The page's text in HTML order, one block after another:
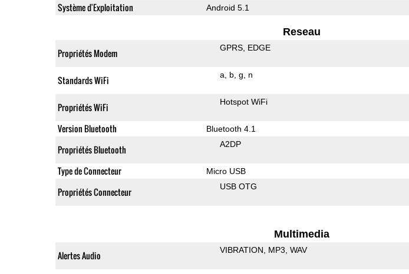
Système d'Exploitation Android 5.1
Reseau
Propriétés Modem GPRS EDGE
Standards WiFi a b g n
Propriétés WiFi Hotspot WiFi
Version Bluetooth Bluetooth 4.1
Propriétés Bluetooth A2DP
Type de Connecteur Micro USB
Propriétés Connecteur USB OTG
Multimedia
Alertes Audio VIBRATION MP3 WAV